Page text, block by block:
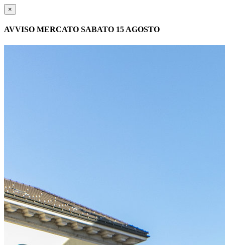
×
AVVISO MERCATO SABATO 15 AGOSTO